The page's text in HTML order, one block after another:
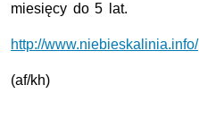
miesięcy do 5 lat.
http://www.niebieskalinia.info/
(af/kh)